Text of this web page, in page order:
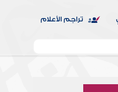
تراجم الأعلام